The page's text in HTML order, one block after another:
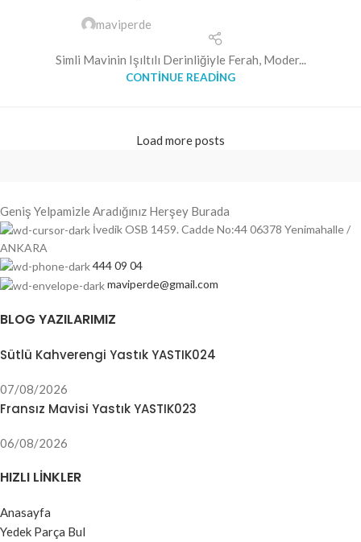
maviperde
Simli Mavinin Işıltılı Derinliğiyle Ferah, Moder...
CONTINUE READING
Load more posts
Geniş Yelpamizle Aradığınız Herşey Burada
İvedik OSB 1459. Cadde No:44 06378 Yenimahalle /
ANKARA
444 09 04
maviperde@gmail.com
BLOG YAZILARIMIZ
Sütlü Kahverengi Yastık YASTIK024
07/08/2026
Fransız Mavisi Yastık YASTIK023
06/08/2026
HIZLI LINKLER
Anasayfa
Yedek Parça Bul